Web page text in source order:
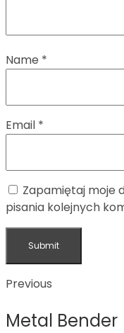
Name *
Email *
Zapamiętaj moje
pisania kolejnych
Previous
Metal Bender